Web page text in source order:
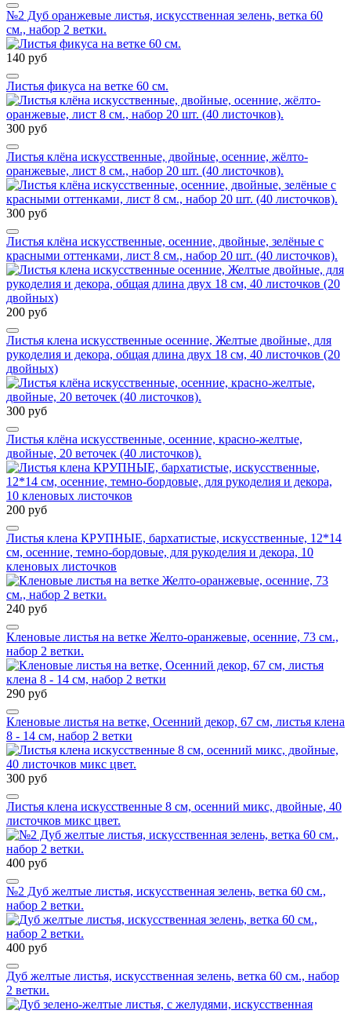
№2 Дуб оранжевые листья, искусственная зелень, ветка 60
см., набор 2 ветки.
140 руб
Листья фикуса на ветке 60 см.
300 руб
Листья клёна искусственные, двойные, осенние, жёлто-
оранжевые, лист 8 см., набор 20 шт. (40 листочков).
300 руб
Листья клёна искусственные, осенние, двойные, зелёные с
красными оттенками, лист 8 см., набор 20 шт. (40 листочков).
200 руб
Листья клена искусственные осенние, Желтые двойные, для
рукоделия и декора, общая длина двух 18 см, 40 листочков (20
двойных)
300 руб
Листья клёна искусственные, осенние, красно-желтые,
двойные, 20 веточек (40 листочков).
200 руб
Листья клена КРУПНЫЕ, бархатистые, искусственные, 12*14
см, осенние, темно-бордовые, для рукоделия и декора, 10
кленовых листочков
240 руб
Кленовые листья на ветке Желто-оранжевые, осенние, 73 см.,
набор 2 ветки.
290 руб
Кленовые листья на ветке, Осенний декор, 67 см, листья клена
8 - 14 см, набор 2 ветки
300 руб
Листья клена искусственные 8 см, осенний микс, двойные, 40
листочков микс цвет.
400 руб
№2 Дуб желтые листья, искусственная зелень, ветка 60 см.,
набор 2 ветки.
400 руб
Дуб желтые листья, искусственная зелень, ветка 60 см., набор
2 ветки.